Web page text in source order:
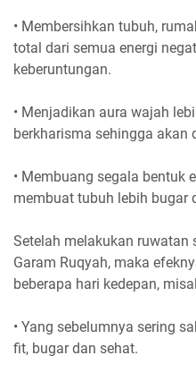
• Membersihkan tubuh,
total dari semua energi
keberuntungan.
• Menjadikan aura wajah
berkharisma sehingga akan
• Membuang segala bentuk
membuat tubuh lebih bugar
Setelah melakukan ruwatan
Garam Ruqyah, maka
beberapa hari kedepan,
• Yang sebelumnya sering
fit, bugar dan sehat.